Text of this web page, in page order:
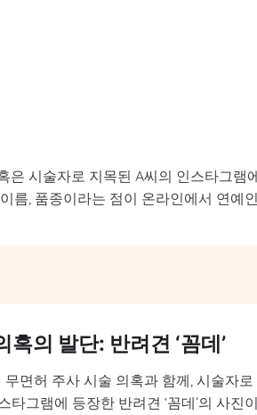
시술자로 지목된 A씨의 인스타그램
름, 품종이라는 점이 온라인에서 연예
의 발단: 반려견 ‘꼼데’
면허 주사 시술 의혹과 함께, 시술자
타그램에 등장한 반려견 ‘꼼데’의 사